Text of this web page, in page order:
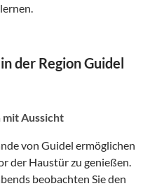
der Region Guidel
Aussicht
von Guidel ermöglichen
der Haustür zu genießen.
beobachten Sie den